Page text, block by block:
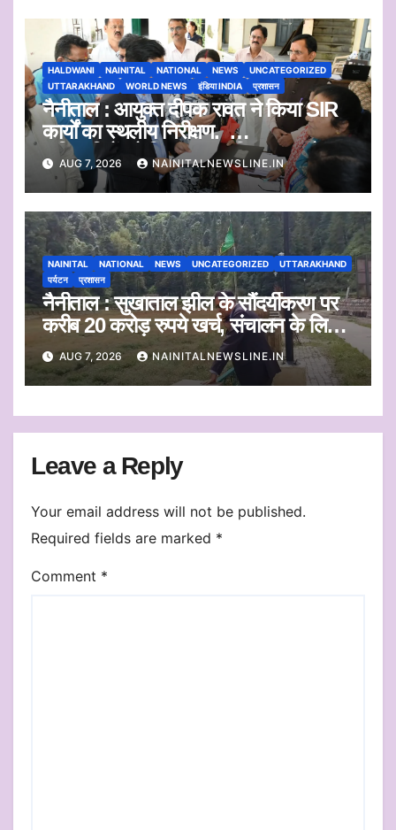
HALDWANI NAINITAL NATIONAL NEWS
UNCATEGORIZED
UTTARAKHAND
WORLD NEWS इंडिया INDIA प्रशासन
नैनीताल : आयुक्त दीपक रावत ने किया SIR
कार्यों का स्थलीय निरीक्षण.
अधिकारियों को दिए समयबद्ध निस्तारण और
पारदर्शिता के निर्देश
AUG 7, 2026 NAINITALNEWSLINE.IN
NAINITAL NATIONAL NEWS UNCATEGORIZED
UTTARAKHAND
पर्यटन
प्रशासन
नैनीताल : सुखाताल झील के सौंदर्यीकरण पर
करीब 20 करोड़ रुपये खर्च, संचालन के लिए
संस्था का चयन जल्द
AUG 7, 2026 NAINITALNEWSLINE.IN
Leave a Reply
Your email address will not be published.
Required fields are marked *
Comment *